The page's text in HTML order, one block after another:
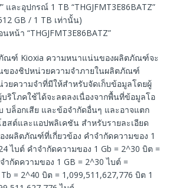
และอุปกรณ์ 1 TB “THGJFMT3E86BATZ”
GB / 1 TB เท่านั้น)
น้า “THGJFMT3E86BATZ”
ณฑ์ Kioxia ความหนาแน่นของผลิตภัณฑ์จะ
ของชิปหน่วยความจำภายในผลิตภัณฑ์
ยความจำที่มีให้สำหรับจัดเก็บข้อมูลโดยผู้
ริโภคใช้ได้จะลดลงเนื่องจากพื้นที่ข้อมูลโอ
บล็อกเสีย และข้อจำกัดอื่นๆ และอาจแตก
สต์และแอปพลิเคชัน สำหรับรายละเอียด
งผลิตภัณฑ์ที่เกี่ยวข้อง คำจำกัดความของ 1
ไบต์ คำจำกัดความของ 1 Gb = 2^30 บิต =
ำกัดความของ 1 GB = 2^30 ไบต์ =
= 2^40 บิต = 1,099,511,627,776 บิต 1